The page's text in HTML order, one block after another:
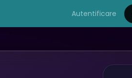
Autentificare